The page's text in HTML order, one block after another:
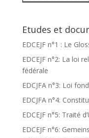
Etudes et
EDCEJF n°1 : Le
EDCEJF n°2: La loi
fédérale
EDCJFA n°3: Loi
EDCJFA n°4:
EDCEJF n°5: Traité
EDCEJF n°6: